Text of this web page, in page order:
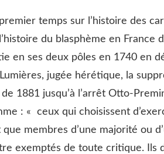
temps sur l’histoire des
du blasphème en France
en ses deux pôles en 1740 en
jugée hérétique, la
1881 jusqu’à l’arrêt Otto-
: « ceux qui choisissent
membres d’une majorité ou
exemptés de toute critique.